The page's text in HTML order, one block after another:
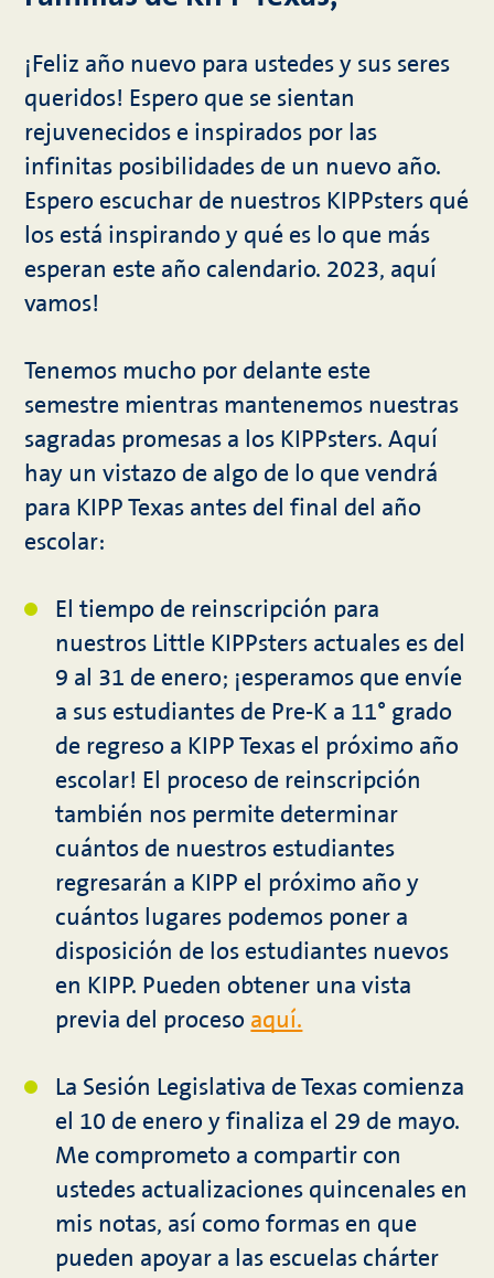
¡Feliz año nuevo para ustedes y sus seres
queridos! Espero que se sientan
rejuvenecidos e inspirados por las
infinitas posibilidades de un nuevo año.
Espero escuchar de nuestros KIPPsters qué
los está inspirando y qué es lo que más
esperan este año calendario. 2023, aquí
vamos!
Tenemos mucho por delante este
semestre mientras mantenemos nuestras
sagradas promesas a los KIPPsters. Aquí
hay un vistazo de algo de lo que vendrá
para KIPP Texas antes del final del año
escolar:
El tiempo de reinscripción para
nuestros Little KIPPsters actuales es del
9 al 31 de enero; ¡esperamos que envíe
a sus estudiantes de Pre-K a 11° grado
de regreso a KIPP Texas el próximo año
escolar! El proceso de reinscripción
también nos permite determinar
cuántos de nuestros estudiantes
regresarán a KIPP el próximo año y
cuántos lugares podemos poner a
disposición de los estudiantes nuevos
en KIPP. Pueden obtener una vista
previa del proceso aquí.
La Sesión Legislativa de Texas comienza
el 10 de enero y finaliza el 29 de mayo.
Me comprometo a compartir con
ustedes actualizaciones quincenales en
mis notas, así como formas en que
pueden apoyar a las escuelas chárter